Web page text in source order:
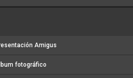
Amigus
fotográfico